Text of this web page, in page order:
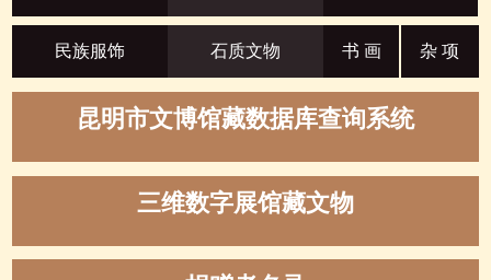
民族服饰 石质文物 书 画 杂 项
昆明市文博馆藏数据库查询系统
三维数字展馆藏文物